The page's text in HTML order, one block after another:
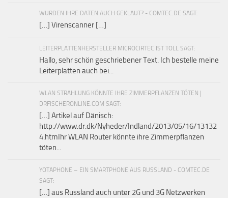
WURDEN IHRE DATEN AUCH GEKLAUT? - COMTEC.DE SAGT:
[…] Virenscanner […]
LEITERPLATTENHERSTELLER MICROCIRTEC IST TOLL SAGT:
Hallo, sehr schön geschriebener Text. Ich bestelle meine
Leiterplatten auch bei...
WLAN STRAHLUNG KÖNNTE IHRE ZIMMERPFLANZEN TÖTEN |
DRFISCHERONLINE.COM SAGT:
[…] Artikel auf Dänisch:
http://www.dr.dk/Nyheder/Indland/2013/05/16/13132
4.htmIhr WLAN Router könnte ihre Zimmerpflanzen
töten...
YOTAPHONE – EIN SMARTPHONE AUS RUSSLAND - COMTEC.DE
SAGT:
[…] aus Russland auch unter 2G und 3G Netzwerken